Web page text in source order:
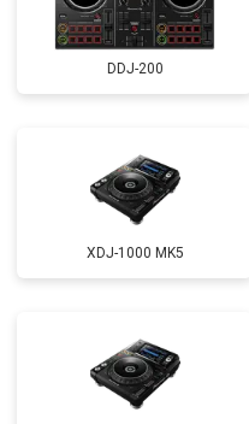
DDJ-200
XDJ-1000 MK5